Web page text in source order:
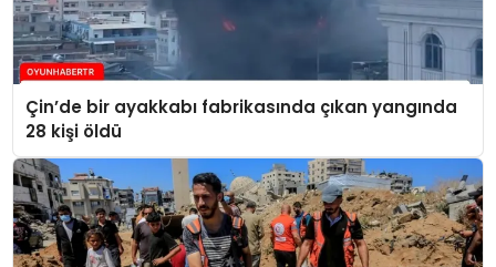
Çin’de bir ayakkabı fabrikasında çıkan yangında
28 kişi öldü